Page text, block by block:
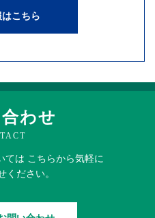
こちら
わせ
ては こちらから気軽に
ください。